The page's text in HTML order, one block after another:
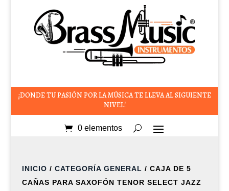
¡DONDE TU PASIÓN POR LA MÚSICA TE LLEVA AL SIGUIENTE
NIVEL!
0 elementos
INICIO / CATEGORÍA GENERAL / CAJA DE 5
CAÑAS PARA SAXOFÓN TENOR SELECT JAZZ